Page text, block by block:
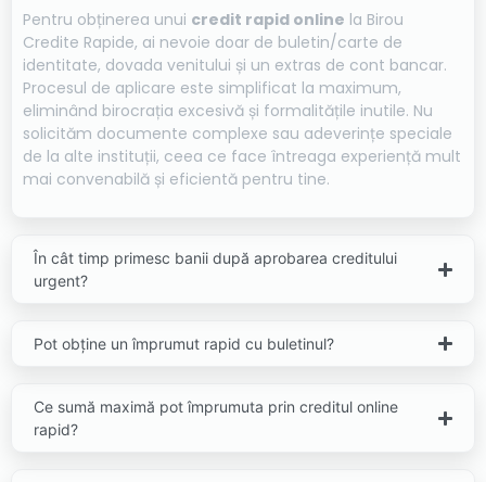
Pentru obținerea unui credit rapid online la Birou
Credite Rapide, ai nevoie doar de buletin/carte de
identitate, dovada venitului și un extras de cont bancar.
Procesul de aplicare este simplificat la maximum,
eliminând birocrația excesivă și formalitățile inutile. Nu
solicităm documente complexe sau adeverințe speciale
de la alte instituții, ceea ce face întreaga experiență mult
mai convenabilă și eficientă pentru tine.
În cât timp primesc banii după aprobarea creditului
urgent?
Pot obține un împrumut rapid cu buletinul?
Ce sumă maximă pot împrumuta prin creditul online
rapid?